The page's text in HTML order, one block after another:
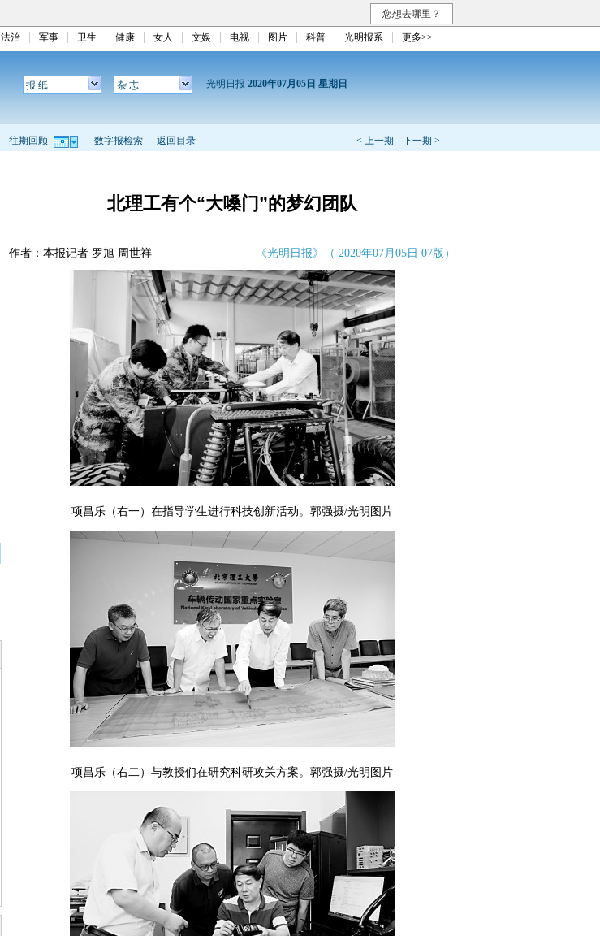
您想去哪里？
法治 军事 卫生 健康 女人 文娱 电视 图片 科普 光明报系 更多>>
报 纸 杂 志 光明日报 2020年07月05日 星期日
< 上一期 下一期 >
往期回顾 数字报检索 返回目录
北理工有个“大嗓门”的梦幻团队
作者：本报记者 罗旭 周世祥 《光明日报》（ 2020年07月05日 07版）
项昌乐（右一）在指导学生进行科技创新活动。郭强摄/光明图片
项昌乐（右二）与教授们在研究科研攻关方案。郭强摄/光明图片